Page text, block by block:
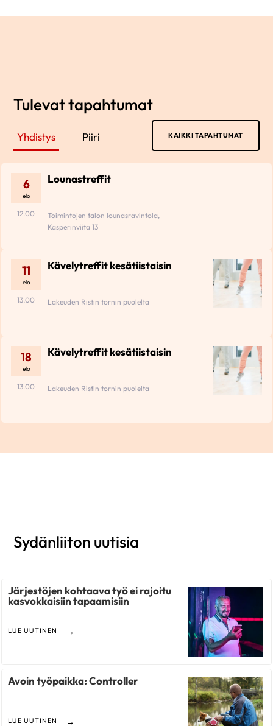
Tulevat tapahtumat
Yhdistys Piiri KAIKKI TAPAHTUMAT
6
elo
Lounastreffit
12.00
Toimintojen talon lounasravintola,
Kasperinviita 13
11
elo
Kävelytreffit kesätiistaisin
13.00 Lakeuden Ristin tornin puolelta
18
elo
Kävelytreffit kesätiistaisin
13.00 Lakeuden Ristin tornin puolelta
Sydänliiton uutisia
Järjestöjen kohtaava työ ei rajoitu
kasvokkaisiin tapaamisiin
LUE UUTINEN
Avoin työpaikka: Controller
LUE UUTINEN